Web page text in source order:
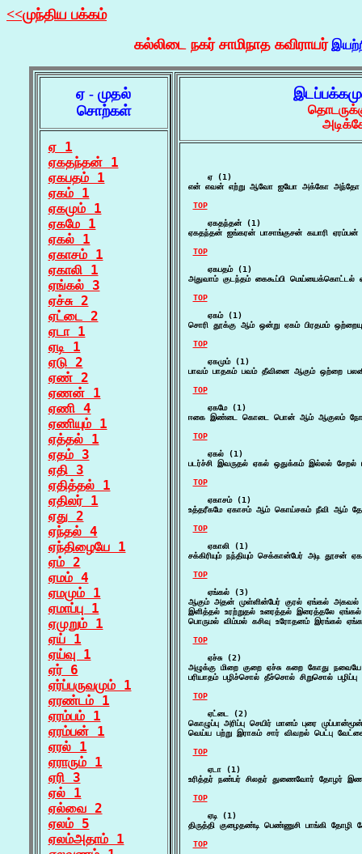
<<முந்திய பக்கம்
கல்லிடை நகர் சாமிநாத கவிராயர்
ஏ - முதல்
சொற்கள்
ஏ 1
ஏகதந்தன் 1
ஏகபதம் 1
ஏகம் 1
ஏகமும் 1
ஏகமே 1
ஏகல் 1
ஏகாசம் 1
ஏகாலி 1
ஏங்கல் 3
ஏச்சு 2
ஏட்டை 2
ஏடா 1
ஏடி 1
ஏடு 2
ஏண் 2
ஏணன் 1
ஏணி 4
ஏணியும் 1
ஏத்தல் 1
ஏதம் 3
ஏதி 3
ஏதித்தல் 1
ஏதிலர் 1
ஏது 2
ஏந்தல் 4
ஏந்திழையே 1
ஏம் 2
ஏமம் 4
ஏமமும் 1
ஏமாப்பு 1
ஏமுறும் 1
ஏய் 1
ஏய்வு 1
ஏர் 6
ஏர்ப்பருவமும் 1
ஏரண்டம் 1
ஏரம்பம் 1
ஏரம்பன் 1
ஏரல் 1
ஏராரும் 1
ஏரி 3
ஏல் 1
ஏல்வை 2
ஏலம் 5
ஏலம்அதாம் 1
    ஏ (1)
என் எவன் எற்று ஆவோ ஐயோ அக்கோ அந்தோ
TOP
    ஏகதந்தன் (1)
ஏகதந்தன் ஐங்கரன் பாசாங்குசன் கயாரி
TOP
    ஏகபதம் (1)
அதுவாம் குடந்தம் கைகூப்பி
TOP
    ஏகம் (1)
சொரி தூக்கு ஆம் ஒன்று ஏகம் பிரதமம்
TOP
    ஏகமும் (1)
பாவம் பாதகம் பவம் தீவினை ஆகும் ஒற்றை
TOP
    ஏகமே (1)
ஈகை இண்டை கொடை பொன் ஆம் ஆகுலம்
TOP
    ஏகல் (1)
படர்ச்சி இவருதல் ஏகல் ஒதுக்கம் இல்லல்
TOP
    ஏகாசம் (1)
உத்தரீகமே ஏகாசம் ஆம் கொய்சகம் நீவி ஆம்
TOP
    ஏகாலி (1)
சக்கிரியும் நந்தியும் செக்கான்பேர் அடி
TOP
    ஏங்கல் (3)
ஆகும் அதன் முள்ளின்பேர் குரல் ஏங்கல்
இளித்தல் உரற்றுதல் உரைத்தல் இரைத்தலே
பொருமல் விம்மல் கசிவு உரோதனம் இரங்கல்
TOP
    ஏச்சு (2)
அழுக்கு மிறை குறை ஏச்சு கறை கோது
பரியாதம் பழிச்சொல் தீச்சொல் சிறுசொல்
TOP
    ஏட்டை (2)
கொழுப்பு அரிப்பு செயிர் மானம் புரை
வெய்ய பற்று இராகம் சார் விவறல் பெட்பு
TOP
    ஏடா (1)
உரித்தர் நண்பர் சிலதர் துணைவோர் தோழர்
TOP
    ஏடி (1)
திருத்தி குழைதண்டி பெண்ணுசி பாங்கி
TOP